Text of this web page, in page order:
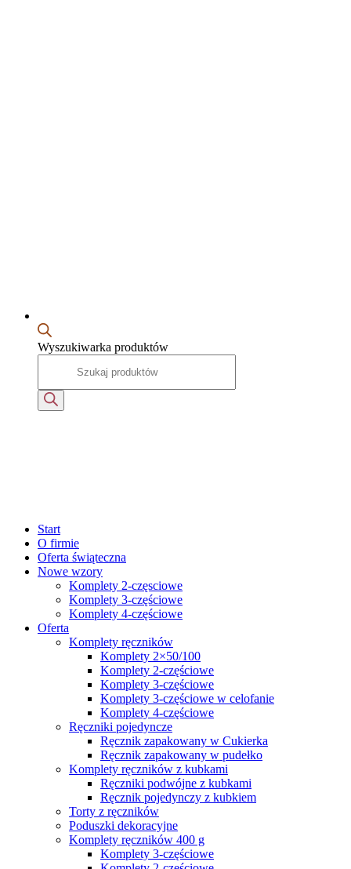
Wyszukiwarka produktów
Start
O firmie
Oferta świąteczna
Nowe wzory
Komplety 2-częsciowe
Komplety 3-częściowe
Komplety 4-częściowe
Oferta
Komplety ręczników
Komplety 2×50/100
Komplety 2-częściowe
Komplety 3-częściowe
Komplety 3-częściowe w celofanie
Komplety 4-częściowe
Ręczniki pojedyncze
Ręcznik zapakowany w Cukierka
Ręcznik zapakowany w pudełko
Komplety ręczników z kubkami
Ręczniki podwójne z kubkami
Ręcznik pojedynczy z kubkiem
Torty z ręczników
Poduszki dekoracyjne
Komplety ręczników 400 g
Komplety 3-częściowe